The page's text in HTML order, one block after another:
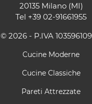
20135 Milano (MI)
Tel +39 02-91661955
© 2026 - P.IVA
Cucine Moderne
Cucine Classiche
Pareti Attrezzate